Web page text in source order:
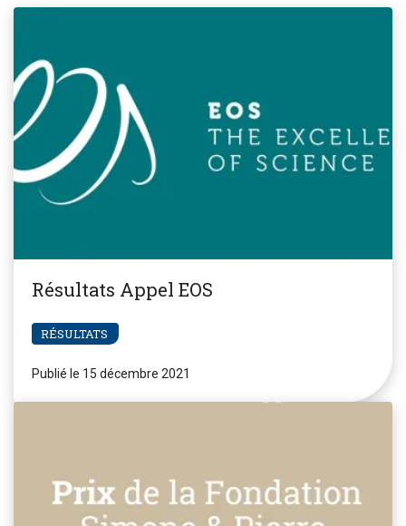
Résultats Appel EOS
RÉSULTATS
Publié le 15 décembre 2021